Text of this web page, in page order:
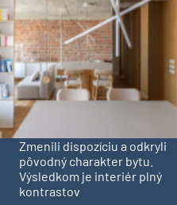
Zmenili dispozíciu a odkryli
pôvodný charakter bytu.
Výsledkom je interiér plný
kontrastov